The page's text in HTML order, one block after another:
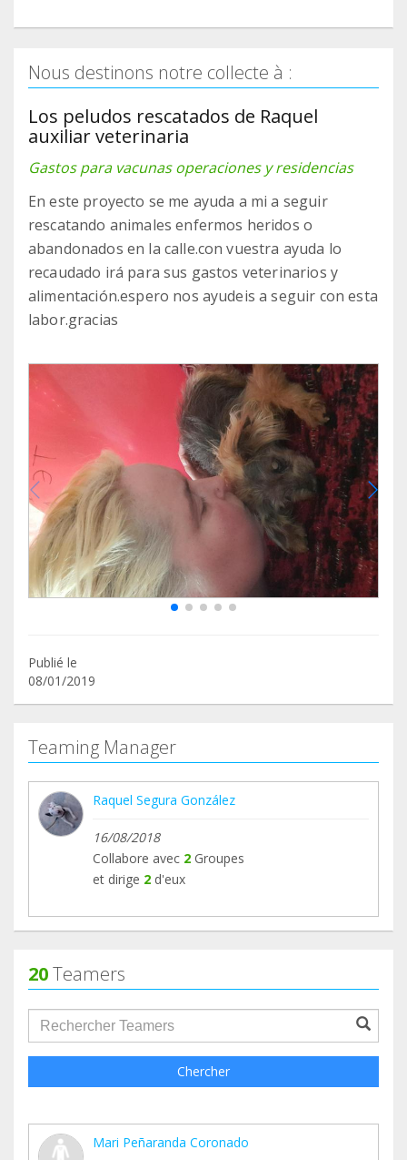
Nous destinons notre collecte à :
Los peludos rescatados de Raquel
auxiliar veterinaria
Gastos para vacunas operaciones y residencias
En este proyecto se me ayuda a mi a seguir
rescatando animales enfermos heridos o
abandonados en la calle.con vuestra ayuda lo
recaudado irá para sus gastos veterinarios y
alimentación.espero nos ayudeis a seguir con esta
labor.gracias
Publié le
08/01/2019
Teaming Manager
Raquel Segura González
16/08/2018
Collabore avec 2 Groupes
et dirige 2 d'eux
20Teamers
groupProfile.searchForm.search.text???
Chercher
Mari Peñaranda Coronado